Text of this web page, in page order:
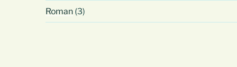
Roman(3)